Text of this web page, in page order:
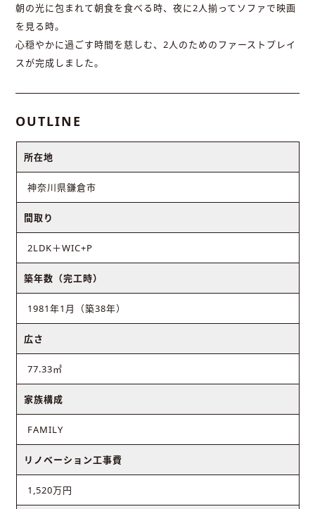
朝の光に包まれて朝食を食べる時、夜に2人揃ってソファで映画
を見る時。
心穏やかに過ごす時間を慈しむ、2人のためのファーストプレイ
スが完成しました。
OUTLINE
所在地
神奈川県鎌倉市
間取り
2LDK＋WIC+P
築年数（完工時）
1981年1月（築38年）
広さ
77.33㎡
家族構成
FAMILY
リノベーション工事費
1,520万円